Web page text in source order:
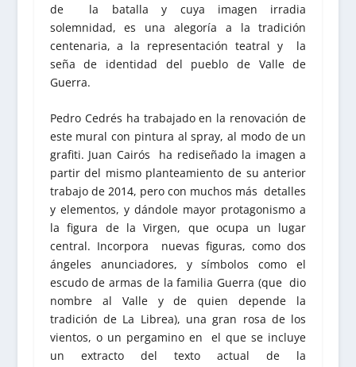
de la batalla y cuya imagen irradia
solemnidad, es una alegoría a la tradición
centenaria, a la representación teatral y la
seña de identidad del pueblo de Valle de
Guerra.
Pedro Cedrés ha trabajado en la renovación de
este mural con pintura al spray, al modo de un
grafiti. Juan Cairós ha rediseñado la imagen a
partir del mismo planteamiento de su anterior
trabajo de 2014, pero con muchos más detalles
y elementos, y dándole mayor protagonismo a
la figura de la Virgen, que ocupa un lugar
central. Incorpora nuevas figuras, como dos
ángeles anunciadores, y símbolos como el
escudo de armas de la familia Guerra (que dio
nombre al Valle y de quien depende la
tradición de La Librea), una gran rosa de los
vientos, o un pergamino en el que se incluye
un extracto del texto actual de la